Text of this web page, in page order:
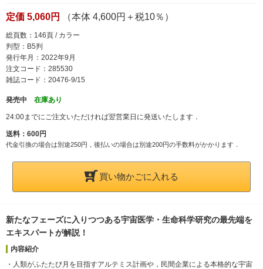
定価 5,060円 （本体 4,600円＋税10％）
総頁数：146頁 / カラー
判型：B5判
発行年月：2022年9月
注文コード：285530
雑誌コード：20476-9/15
発売中 在庫あり
24:00までにご注文いただければ翌営業日に発送いたします．
送料：600円
代金引換の場合は別途250円，後払いの場合は別途200円の手数料がかかります．
買い物かごに入れる
新たなフェーズに入りつつある宇宙医学・生命科学研究の最先端を
エキスパートが解説！
内容紹介
・人類がふたたび月を目指すアルテミス計画や，民間企業による本格的な宇宙